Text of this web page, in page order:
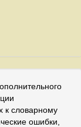
к словарному
ошибки,